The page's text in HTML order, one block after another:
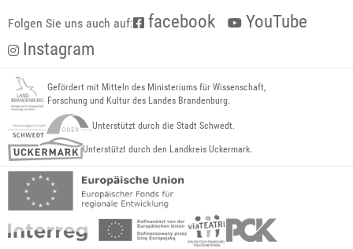
Folgen Sie uns auch auf: facebook
YouTube
Instagram
Gefördert mit Mitteln des Ministeriums für Wissenschaft,
Forschung und Kultur des Landes Brandenburg.
Unterstützt durch die Stadt Schwedt.
Unterstützt durch den Landkreis Uckermark.